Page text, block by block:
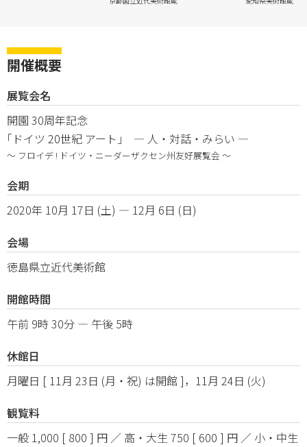
開催概要
展覧会名
開園 30周年記念
｢ドイツ 20世紀 アート｣ ― 人・対話・みらい ―
～ フロイデ ! ドイツ・ニーダーザクセン州友好展覧会 ～
会期
2020年 10月 17日 (土) ― 12月 6日 (日)
会場
徳島県立近代美術館
開館時間
午前 9時 30分 ― 午後 5時
休館日
月曜日 [ 11月 23日 (月・祝) は開館 ]，11月 24日 (火)
観覧料
一般 1,000 [ 800 ] 円 ／ 高・大生 750 [ 600 ] 円 ／ 小・中生